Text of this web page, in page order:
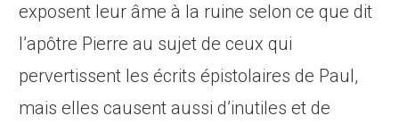
exposent leur âme à la ruine selon ce que dit
l’apôtre Pierre au sujet de ceux qui
pervertissent les écrits épistolaires de Paul,
mais elles causent aussi d’inutiles et de